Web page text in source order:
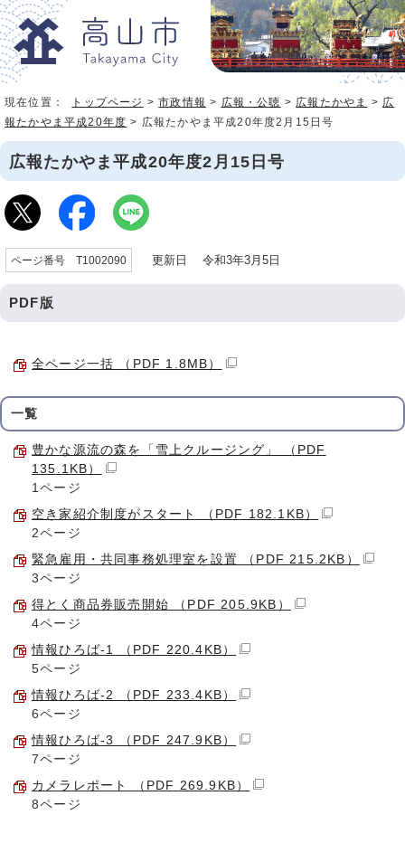
現在位置： トップページ >市政情報 > 広報・公聴 > 広報たかやま > 広
報たかやま平成20年度 > 広報たかやま平成20年度2月15日号
広報たかやま平成20年度2月15日号
ページ番号 T1002090 更新日 令和3年3月5日
PDF版
全ページ一括 （PDF 1.8MB）
一覧
豊かな源流の森を「雪上クルージング」 （PDF
135.1KB）
1ページ
空き家紹介制度がスタート （PDF 182.1KB）
2ページ
緊急雇用・共同事務処理室を設置 （PDF 215.2KB）
3ページ
得とく商品券販売開始 （PDF 205.9KB）
4ページ
情報ひろば-1 （PDF 220.4KB）
5ページ
情報ひろば-2 （PDF 233.4KB）
6ページ
情報ひろば-3 （PDF 247.9KB）
7ページ
カメラレポート （PDF 269.9KB）
8ページ